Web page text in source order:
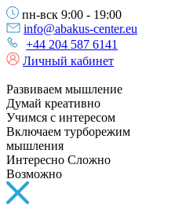
пн-вск 9:00 - 19:00
info@abakus-center.eu
+44 204 587 6141
Личный кабинет
Развиваем мышление
Думай креативно
Учимся с интересом
Включаем турборежим
мышления
Интересно Сложно
Возможно